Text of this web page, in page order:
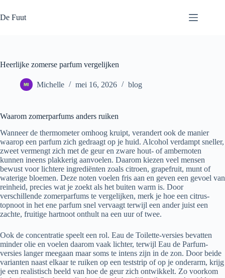
naar
de
De Fuut
Heerlijke zomerse parfum vergelijken
Michelle mei 16, 2026 blog
Waarom zomerparfums anders ruiken
Wanneer de thermometer omhoog kruipt, verandert ook de manier
waarop een parfum zich gedraagt op je huid. Alcohol verdampt sneller,
zweet vermengt zich met de geur en zware hout- of ambernoten
kunnen ineens plakkerig aanvoelen. Daarom kiezen veel mensen
bewust voor lichtere ingrediënten zoals citroen, grapefruit, munt of
waterige bloemen. Deze noten voelen fris aan en geven een gevoel van
reinheid, precies wat je zoekt als het buiten warm is. Door
verschillende zomerparfums te vergelijken, merk je hoe een citrus-
topnoot in het ene parfum snel vervaagt terwijl een ander juist een
zachte, fruitige hartnoot onthult na een uur of twee.
Ook de concentratie speelt een rol. Eau de Toilette-versies bevatten
minder olie en voelen daarom vaak lichter, terwijl Eau de Parfum-
versies langer meegaan maar soms te intens zijn in de zon. Door beide
varianten naast elkaar te ruiken op een teststrip of op je onderarm, krijg
je een realistisch beeld van hoe de geur zich ontwikkelt. Zo voorkom